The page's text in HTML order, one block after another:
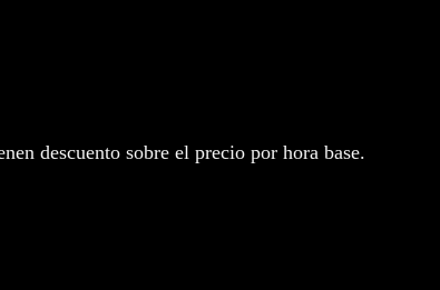
descuento sobre el precio por hora base.